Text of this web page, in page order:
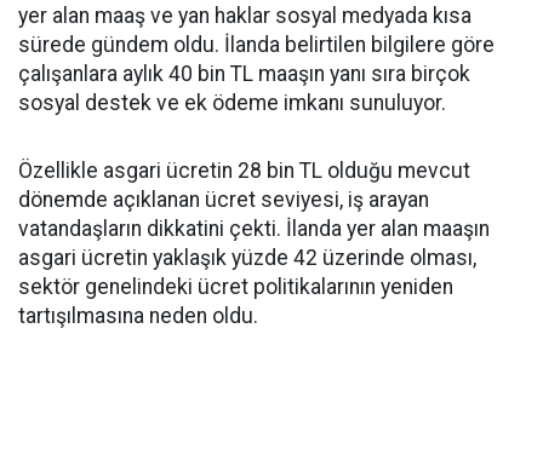
yer alan maaş ve yan haklar sosyal medyada kısa
sürede gündem oldu. İlanda belirtilen bilgilere göre
çalışanlara aylık 40 bin TL maaşın yanı sıra birçok
sosyal destek ve ek ödeme imkanı sunuluyor.
Özellikle asgari ücretin 28 bin TL olduğu mevcut
dönemde açıklanan ücret seviyesi, iş arayan
vatandaşların dikkatini çekti. İlanda yer alan maaşın
asgari ücretin yaklaşık yüzde 42 üzerinde olması,
sektör genelindeki ücret politikalarının yeniden
tartışılmasına neden oldu.